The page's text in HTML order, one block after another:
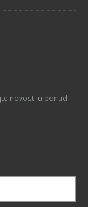
novosti u ponudi